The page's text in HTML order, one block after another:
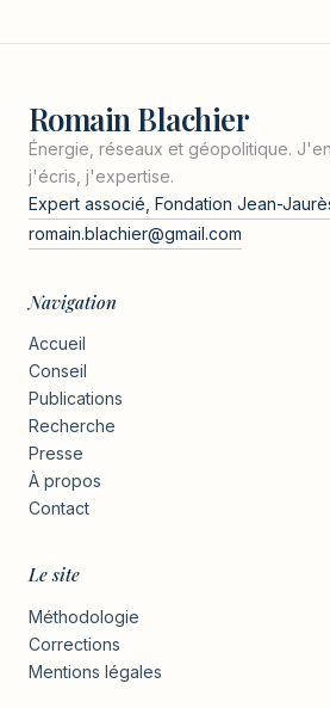
Romain Blachier
Énergie, réseaux et géopolitique.
j'écris, j'expertise.
Expert associé, Fondation Jean-
romain.blachier@gmail.com
Navigation
Accueil
Conseil
Publications
Recherche
Presse
À propos
Contact
Le site
Méthodologie
Corrections
Mentions légales